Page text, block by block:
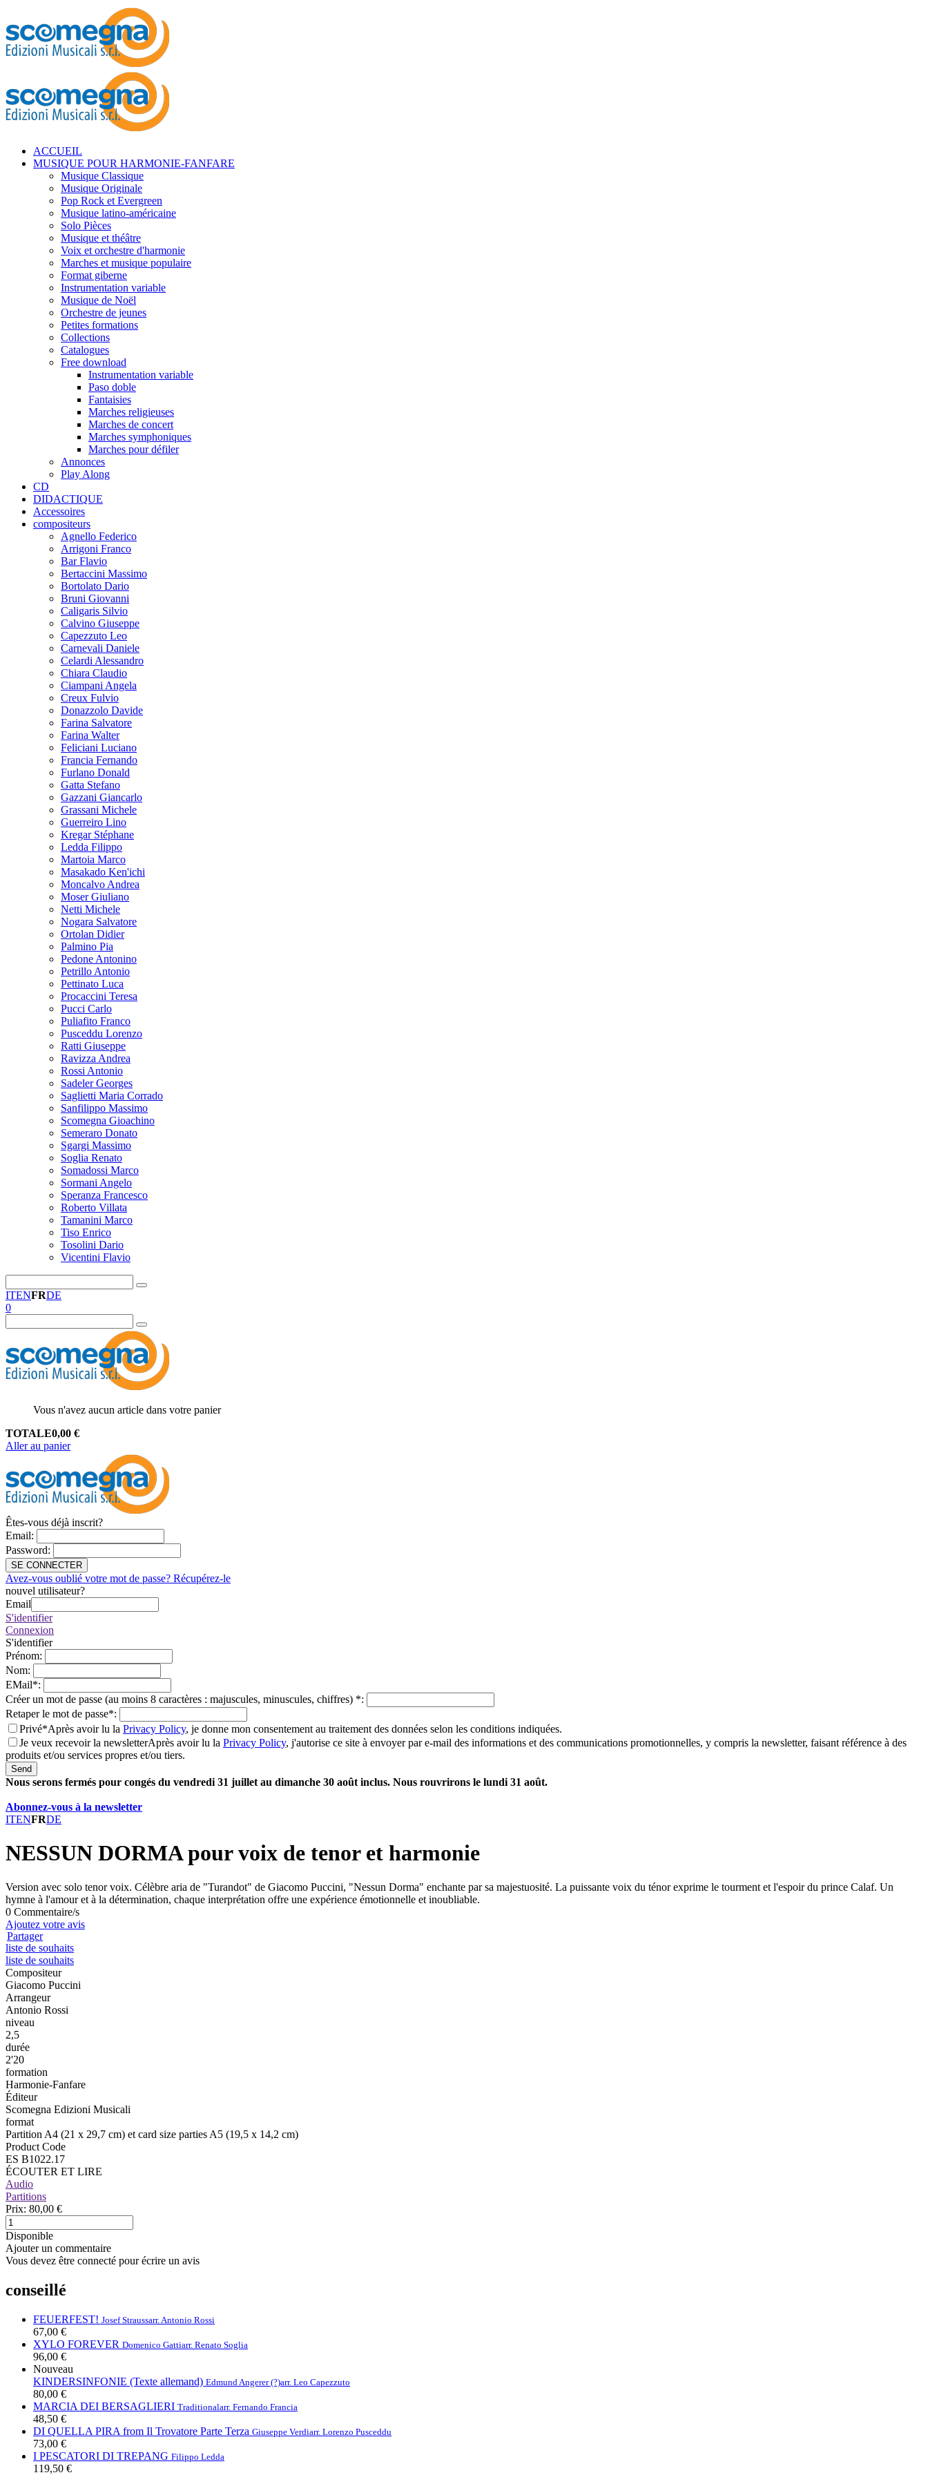
ACCUEIL
MUSIQUE POUR HARMONIE-FANFARE
Musique Classique
Musique Originale
Pop Rock et Evergreen
Musique latino-américaine
Solo Pièces
Musique et théâtre
Voix et orchestre d'harmonie
Marches et musique populaire
Format giberne
Instrumentation variable
Musique de Noël
Orchestre de jeunes
Petites formations
Collections
Catalogues
Free download
Instrumentation variable
Paso doble
Fantaisies
Marches religieuses
Marches de concert
Marches symphoniques
Marches pour défiler
Annonces
Play Along
CD
DIDACTIQUE
Accessoires
compositeurs
Agnello Federico
Arrigoni Franco
Bar Flavio
Bertaccini Massimo
Bortolato Dario
Bruni Giovanni
Caligaris Silvio
Calvino Giuseppe
Capezzuto Leo
Carnevali Daniele
Celardi Alessandro
Chiara Claudio
Ciampani Angela
Creux Fulvio
Donazzolo Davide
Farina Salvatore
Farina Walter
Feliciani Luciano
Francia Fernando
Furlano Donald
Gatta Stefano
Gazzani Giancarlo
Grassani Michele
Guerreiro Lino
Kregar Stéphane
Ledda Filippo
Martoia Marco
Masakado Ken'ichi
Moncalvo Andrea
Moser Giuliano
Netti Michele
Nogara Salvatore
Ortolan Didier
Palmino Pia
Pedone Antonino
Petrillo Antonio
Pettinato Luca
Procaccini Teresa
Pucci Carlo
Puliafito Franco
Pusceddu Lorenzo
Ratti Giuseppe
Ravizza Andrea
Rossi Antonio
Sadeler Georges
Saglietti Maria Corrado
Sanfilippo Massimo
Scomegna Gioachino
Semeraro Donato
Sgargi Massimo
Soglia Renato
Somadossi Marco
Sormani Angelo
Speranza Francesco
Roberto Villata
Tamanini Marco
Tiso Enrico
Tosolini Dario
Vicentini Flavio
ITENFRDE
0
Vous n'avez aucun article dans votre panier
TOTALE0,00 €
Aller au panier
Êtes-vous déjà inscrit?
Email:
Password:
SE CONNECTER
Avez-vous oublié votre mot de passe? Récupérez-le
nouvel utilisateur?
Email
S'identifier
Connexion
S'identifier
Prénom:
Nom:
EMail*:
Créer un mot de passe (au moins 8 caractères : majuscules, minuscules, chiffres) *:
Retaper le mot de passe*:
Privé*Après avoir lu la Privacy Policy, je donne mon consentement au traitement des données selon les conditions indiquées.
Je veux recevoir la newsletterAprès avoir lu la Privacy Policy, j'autorise ce site à envoyer par e-mail des informations et des communications promotionnelles, y compris la newsletter, faisant référence à des
produits et/ou services propres et/ou tiers.
Send
Nous serons fermés pour congés du vendredi 31 juillet au dimanche 30 août inclus. Nous rouvrirons le lundi 31 août.
Abonnez-vous à la newsletter
ITENFRDE
NESSUN DORMA pour voix de tenor et harmonie
Version avec solo tenor voix. Célèbre aria de "Turandot" de Giacomo Puccini, "Nessun Dorma" enchante par sa majestuosité. La puissante voix du ténor exprime le tourment et l'espoir du prince Calaf. Un
hymne à l'amour et à la détermination, chaque interprétation offre une expérience émotionnelle et inoubliable.
0 Commentaire/s
Ajoutez votre avis
Partager
liste de souhaits
liste de souhaits
Compositeur
Giacomo Puccini
Arrangeur
Antonio Rossi
niveau
2,5
durée
2'20
formation
Harmonie-Fanfare
Éditeur
Scomegna Edizioni Musicali
format
Partition A4 (21 x 29,7 cm) et card size parties A5 (19,5 x 14,2 cm)
Product Code
ES B1022.17
ÉCOUTER ET LIRE
Audio
Partitions
Prix: 80,00 €
Disponible
Ajouter un commentaire
Vous devez être connecté pour écrire un avis
conseillé
FEUERFEST! Josef Straussarr. Antonio Rossi
67,00 €
XYLO FOREVER Domenico Gattiarr. Renato Soglia
96,00 €
Nouveau
KINDERSINFONIE (Texte allemand) Edmund Angerer (?)arr. Leo Capezzuto
80,00 €
MARCIA DEI BERSAGLIERI Traditionalarr. Fernando Francia
48,50 €
DI QUELLA PIRA from Il Trovatore Parte Terza Giuseppe Verdiarr. Lorenzo Pusceddu
73,00 €
I PESCATORI DI TREPANG Filippo Ledda
119,50 €